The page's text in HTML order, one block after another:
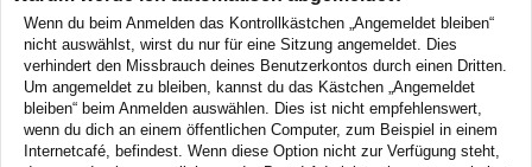
Wenn du beim Anmelden das Kontrollkästchen „Angemeldet bleiben“
nicht auswählst, wirst du nur für eine Sitzung angemeldet. Dies
verhindert den Missbrauch deines Benutzerkontos durch einen Dritten.
Um angemeldet zu bleiben, kannst du das Kästchen „Angemeldet
bleiben“ beim Anmelden auswählen. Dies ist nicht empfehlenswert,
wenn du dich an einem öffentlichen Computer, zum Beispiel in einem
Internetcafé, befindest. Wenn diese Option nicht zur Verfügung steht,